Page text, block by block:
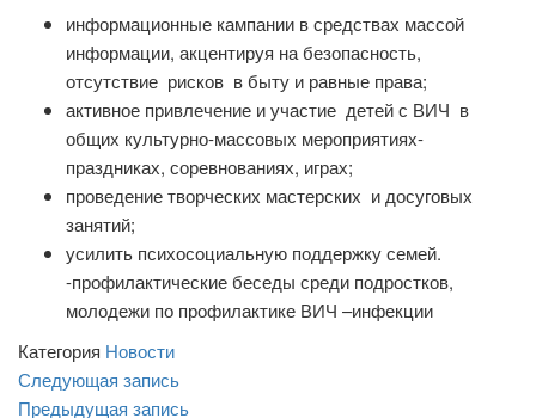
информационные кампании в средствах массой
информации, акцентируя на безопасность,
отсутствие рисков в быту и равные права;
активное привлечение и участие детей с ВИЧ в
общих культурно-массовых мероприятиях-
праздниках, соревнованиях, играх;
проведение творческих мастерских и досуговых
занятий;
усилить психосоциальную поддержку семей.
-профилактические беседы среди подростков,
молодежи по профилактике ВИЧ –инфекции
Категория Новости
Навигация
Следующая записьСледующая
запись
Предыдущая записьПредыдущая